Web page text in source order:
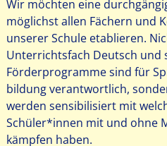
Wir möchten eine
möglichst allen Fächern und
unserer Schule etablieren.
Unterrichtsfach Deutsch und
Förderprogramme sind für
bildung verantwortlich,
werden sensibilisiert mit
Schüler*innen mit und ohne
kämpfen haben.